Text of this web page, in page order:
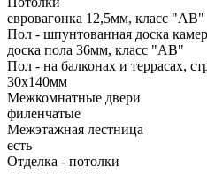
евровагонка 12,5мм, класс "АВ"
Пол - шпунтованная доска
доска пола 36мм, класс "АB"
Пол - на балконах и террасах,
30х140мм
Межкомнатные двери
филенчатые
Межэтажная лестница
есть
Отделка - потолки